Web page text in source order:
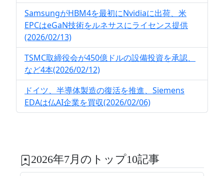
SamsungがHBM4を最初にNvidiaに出荷、米
EPCはeGaN技術をルネサスにライセンス提供
(2026/02/13)
TSMC取締役会が450億ドルの設備投資を承認、
など4本(2026/02/12)
ドイツ、半導体製造の復活を推進、Siemens
EDAは仏AI企業を買収(2026/02/06)
2026年7月のトップ10記事